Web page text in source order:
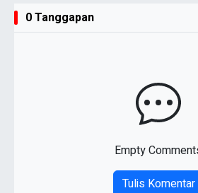
0 Tanggapan
Empty
Tulis Komentar